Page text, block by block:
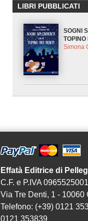
LIBRI PUBBLICATI
SOGNI
TOPINO
Simona
Effatà Editrice di
C.F. e P.IVA
Via Tre Denti, 1 - 10060
Telefono: (+39) 0121
0121 353839